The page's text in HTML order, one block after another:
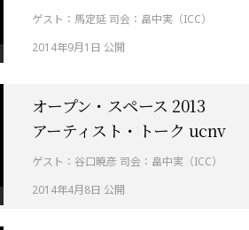
ゲスト：馬定延 司会：畠中実（ICC）
2014年9月1日 公開
オープン・スペース 2013
アーティスト・トーク ucnv
ゲスト：谷口暁彦 司会：畠中実（ICC）
2014年4月8日 公開